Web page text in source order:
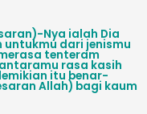
Nya ialah Dia
dari jenismu
tenteram
rasa kasih
itu benar-
Allah) bagi kaum